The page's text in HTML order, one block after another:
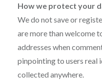
How we protect your
We do not save or
are more than welcome
addresses when
pinpointing to users real
collected anywhere.